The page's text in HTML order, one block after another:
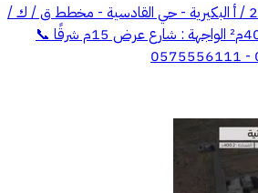
للبيع أرض سكنية رقم 201 / أ البكيرية - حي القادسية - مخطط ق / ك /
137 مساحة الأرض : 400.2م² الواجهة : شارع عرض 15م شرقًا 📞